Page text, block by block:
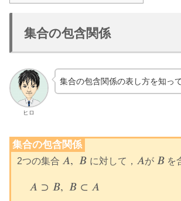
集合の包含関係
ヒロ
集合の包含関係の表し方を知って
集合の包含関係
2つの集合 𝐴, 𝐵
A, B に対して， 𝐴
A が 𝐵
Bを
𝐴 ⊃ 𝐵, 𝐵 ⊂ 𝐴
A⊃ B, B ⊂A